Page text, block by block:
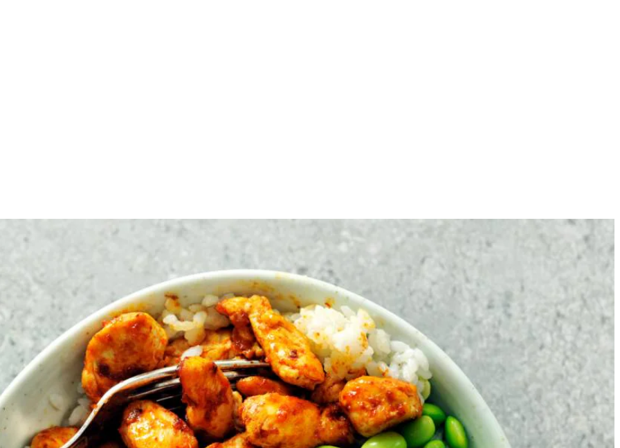
rijstazijn door de warme rijst. Laat de rijst 1 uur afkoelen op een grote platte schaal.
met anti-aanbaklaag en bak de kip op hoog vuur in 5 min. gaar. Haal van het vuur. Meng ondertussen de rest van de rijstazijn door
Snijd de avocado’s overlangs doormidden en verwijder de pit. Schep het vruchtvlees uit de schil en snijd in de breedte in plakjes. Verdeel
erover. Leg de sushigember in het midden.
Wat vond je van dit recept?